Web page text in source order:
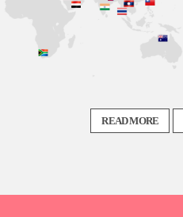
READ MORE